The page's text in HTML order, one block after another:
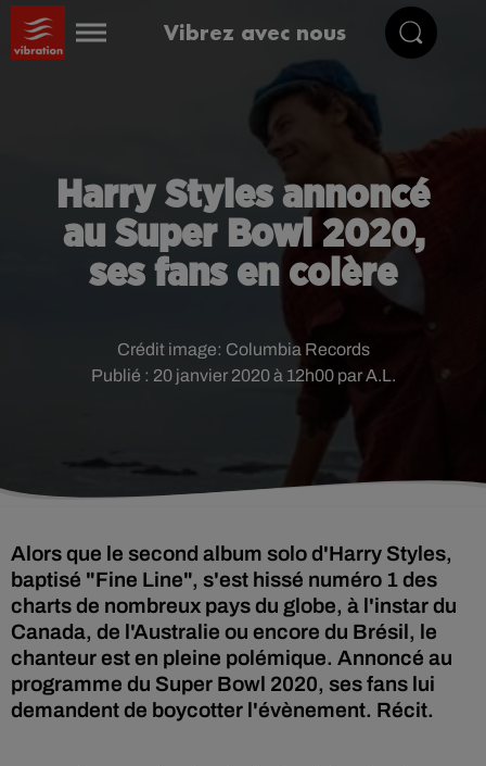
Vibrez avec nous
Harry Styles annoncé
au Super Bowl 2020,
ses fans en colère
Publié : 20 janvier 2020 à 12h00 par A.L.
Crédit image: Columbia Records
Alors que le second album solo d'Harry Styles,
baptisé "Fine Line", s'est hissé numéro 1 des
charts de nombreux pays du globe, à l'instar du
Canada, de l'Australie ou encore du Brésil, le
chanteur est en pleine polémique. Annoncé au
programme du Super Bowl 2020, ses fans lui
demandent de boycotter l'évènement. Récit.